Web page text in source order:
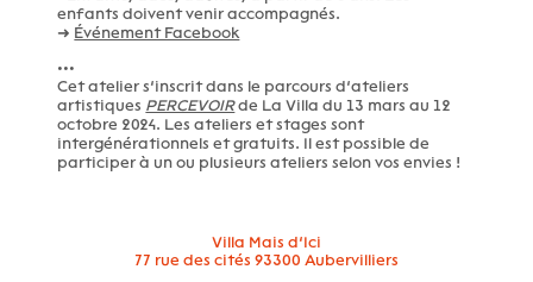
enfants doivent venir accompagnés.
➜ Événement Facebook
•••
Cet atelier s’inscrit dans le parcours d’ateliers
artistiques PERCEVOIRde La Villa du 13 mars au 12
octobre 2024. Les ateliers et stages sont
intergénérationnels et gratuits. Il est possible de
participer à un ou plusieurs ateliers selon vos envies !
Villa Mais d’Ici
77 rue des cités 93300 Aubervilliers